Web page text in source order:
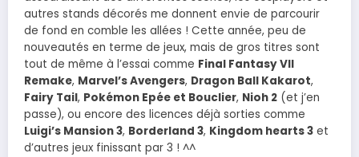
autres stands décorés me donnent envie de parcourir
de fond en comble les allées ! Cette année, peu de
nouveautés en terme de jeux, mais de gros titres sont
tout de même à l’essai comme Final Fantasy VII
Remake, Marvel’s Avengers, Dragon Ball Kakarot,
Fairy Tail, Pokémon Epée et Bouclier, Nioh 2 (et j’en
passe), ou encore des licences déjà sorties comme
Luigi’s Mansion 3, Borderland 3, Kingdom hearts 3 et
d’autres jeux finissant par 3 ! ^^